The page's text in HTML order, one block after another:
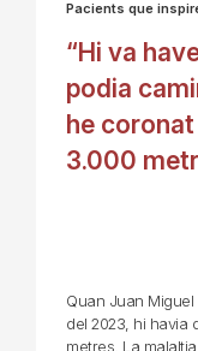
Pacients que
“Hi va
podia
he
3.000
Quan Juan
del 2023, hi havia
metres. La